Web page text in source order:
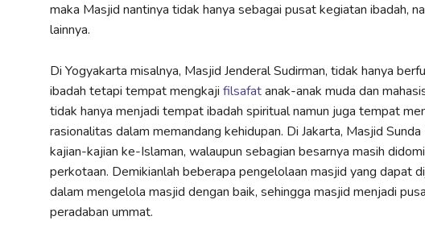
maka Masjid nantinya tidak hanya sebagai pusat kegiatan ibadah,
lainnya.
Di Yogyakarta misalnya, Masjid Jenderal Sudirman, tidak hanya
ibadah tetapi tempat mengkaji filsafatanak-anak muda dan
tidak hanya menjadi tempat ibadah spiritual namun juga tempat
rasionalitas dalam memandang kehidupan. Di Jakarta, Masjid
kajian-kajian ke-Islaman, walaupun sebagian besarnya masih
perkotaan. Demikianlah beberapa pengelolaan masjid yang dapat
dalam mengelola masjid dengan baik, sehingga masjid menjadi
peradaban ummat.